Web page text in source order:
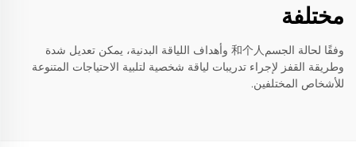
مختلفة
وفقًا لحالة الجسم和个人 وأهداف اللياقة البدنية، يمكن تعديل شدة
وطريقة القفز لإجراء تدريبات لياقة شخصية لتلبية الاحتياجات المتنوعة
للأشخاص المختلفين.